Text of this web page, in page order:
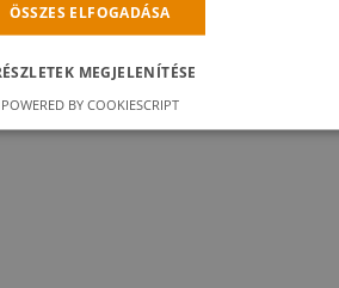
vagylépjen be
ÖSSZES ELFOGADÁSA
MEGJELENÍTÉSE
POWERED BY COOKIESCRIPT